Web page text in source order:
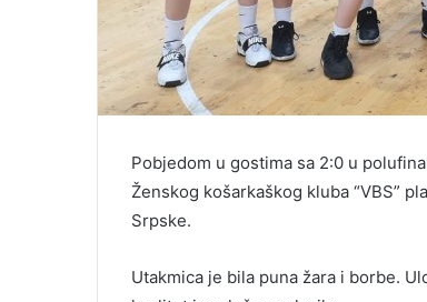
Pobjedom u gostima sa 2:0 u
Ženskog košarkaškog kluba “VBS”
Srpske.
Utakmica je bila puna žara i borbe.